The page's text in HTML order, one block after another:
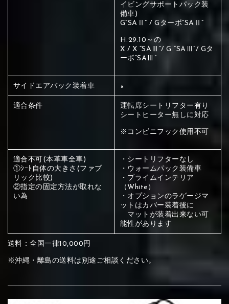
赤く塗られている場所を選択
ください
メイン生地は下記16種類からご選択ください。
①Beige ②Gray ③Red
④Brown ⑤Dark Brown
赤く塗られている部分にカラ
ー選択ください
サブ生地は下記16種類からご選択ください。
②Gray ③Red
赤く塗られている場所を選択
ください
刺繍は下記21種類からご選択ください。
赤く塗られている場所を選択
ください
刺繍は下記21種類からご選択ください。
赤く塗られている場所を選択
ください
刺繍は下記21種類からご選択ください。
①Black ②Gray ③Light gray
イビングサポートパック装
備車)
G”SAⅡ” / Gターボ”SAⅡ”
H.29.10～の
X / X “SAⅢ”/ G “SAⅢ”/ Gタ
ーボ”SAⅢ”
サイドエアバック装着車 ×
適合条件
運転席シートリフター有り
シートヒーター無しに対応
※コンビニフック使用不可
適合不可(本革車全車)
①ｼｰﾄ自体の大きさ(ファブ
リック比較)
②指定の固定方法が取れな
い為
・シートリフターなし
・ウォームパック装備車
・プライムインテリア
（White）
・オプションのラゲージマ
ットはカバー装着後に
マットが装着出来ない可
能性があります
送料：全国一律10,000円
※沖縄・離島の送料は別途ご相談ください。